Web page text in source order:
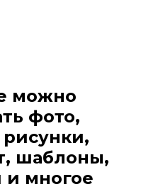
можно
фото,
шаблоны,
и многое